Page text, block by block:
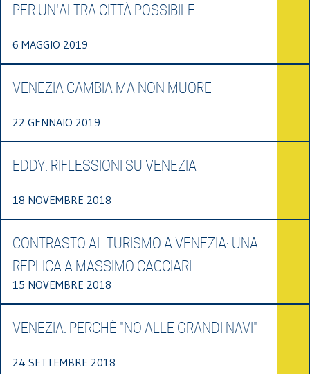
PER UN'ALTRA CITTÀ POSSIBILE
6 MAGGIO 2019
VENEZIA CAMBIA MA NON MUORE
22 GENNAIO 2019
EDDY. RIFLESSIONI SU VENEZIA
18 NOVEMBRE 2018
CONTRASTO AL TURISMO A VENEZIA: UNA
REPLICA A MASSIMO CACCIARI
15 NOVEMBRE 2018
VENEZIA: PERCHÈ "NO ALLE GRANDI NAVI"
24 SETTEMBRE 2018